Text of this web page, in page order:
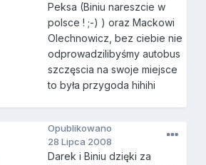
Peksa (Biniu nareszcie w
polsce ! ;-) ) oraz Mackowi
Olechnowicz, bez ciebie nie
odprowadzilibyśmy autobus
szczęscia na swoje miejsce
to była przygoda hihihi
Opublikowano
28 Lipca 2008
Darek i Biniu dzięki za